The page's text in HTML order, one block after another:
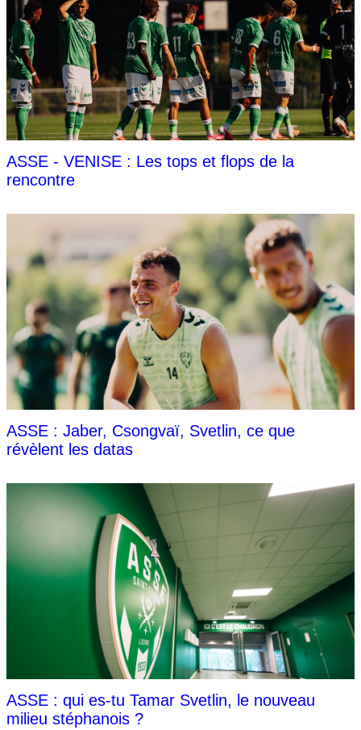
ASSE - VENISE : Les tops et flops de la
rencontre
ASSE : Jaber, Csongvaï, Svetlin, ce que
révèlent les datas
ASSE : qui es-tu Tamar Svetlin, le nouveau
milieu stéphanois ?